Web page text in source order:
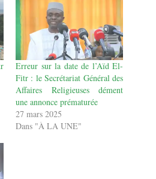
Erreur sur la date de l’Aïd El-
Fitr : le Secrétariat Général des
Affaires Religieuses dément
une annonce prématurée
27 mars 2025
Dans "À LA UNE"